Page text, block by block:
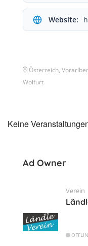
Website:
Österreich,
Wolfurt
Keine
Ad Owner
Verein